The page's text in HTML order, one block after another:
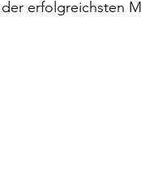
erfolgreichsten